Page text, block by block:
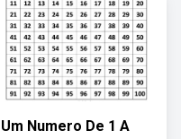
Um Numero De 1 A